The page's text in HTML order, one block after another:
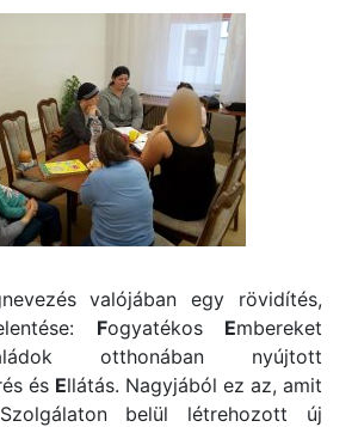
valójában egy rövidítés,
Fogyatékos Embereket
otthonában nyújtott
és Ellátás. Nagyjából ez az, amit
belül létrehozott új